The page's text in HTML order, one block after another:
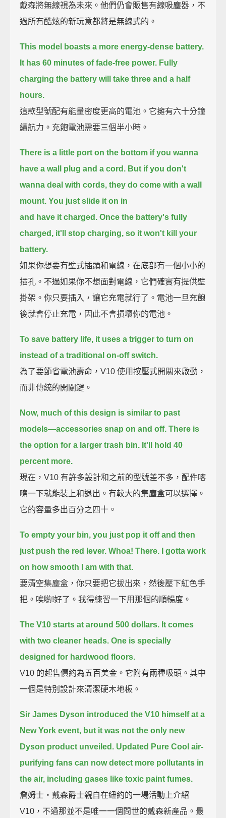
戴森將無線視為未來。他們仍會販售有線吸塵器，不
過所有酷炫的新玩意都將是無線式的。
This model boasts a more energy-dense battery.
It has 60 minutes of fade-free power. Fully
charging the battery will take three and a half
hours.
這款型號配有能量密度更高的電池。它擁有六十分鐘
續航力。充飽電池需要三個半小時。
There is a little port on the bottom if you wanna
have a wall plug and a cord. But if you don't
wanna deal with cords, they do come with a wall
mount. You just slide it on in
and have it charged. Once the battery's fully
charged, it'll stop charging, so it won't kill your
battery.
如果你想要有壁式插頭和電線，在底部有一個小小的
插孔。不過如果你不想面對電線，它們確實有提供壁
掛架。你只要插入，讓它充電就行了。電池一旦充飽
後就會停止充電，因此不會損壞你的電池。
To save battery life, it uses a trigger to turn on
instead of a traditional on-off switch.
為了要節省電池壽命，V10 使用按壓式開關來啟動，
而非傳統的開關鍵。
Now, much of this design is similar to past
models—accessories snap on and off. There is
the option for a larger trash bin. It'll hold 40
percent more.
現在，V10 有許多設計和之前的型號差不多，配件喀
嚓一下就能裝上和退出。有較大的集塵盒可以選擇。
它的容量多出百分之四十。
To empty your bin, you just pop it off and then
just push the red lever. Whoa! There.
I gotta work
on how smooth I am with that.
要清空集塵盒，你只要把它拔出來，然後壓下紅色手
把。唉喲!好了。我得練習一下用那個的順暢度。
The V10 starts at around 500 dollars. It comes
with two cleaner heads. One is specially
designed for hardwood floors.
V10 的起售價約為五百美金。它附有兩種吸頭。其中
一個是特別設計來清潔硬木地板。
Sir James Dyson introduced the V10 himself at a
New York event, but it was not the only new
Dyson product unveiled. Updated Pure Cool air-
purifying fans can now detect more pollutants in
the air, including gases like toxic paint fumes.
詹姆士‧戴森爵士親自在紐約的一場活動上介紹
V10，不過那並不是唯一一個問世的戴森新產品。最